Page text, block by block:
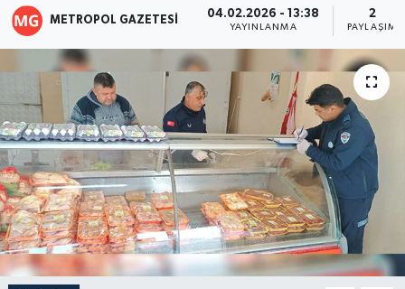
METROPOL GAZETESI 04.02.2026 - 13:38
YAYINLANMA
2
PAYLAŞIM